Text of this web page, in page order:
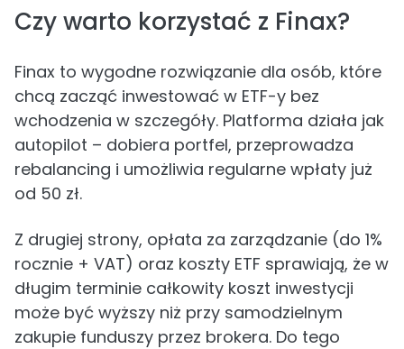
Czy warto korzystać z Finax?
Finax to wygodne rozwiązanie dla osób, które
chcą zacząć inwestować w ETF-y bez
wchodzenia w szczegóły. Platforma działa jak
autopilot – dobiera portfel, przeprowadza
rebalancing i umożliwia regularne wpłaty już
od 50 zł.
Z drugiej strony, opłata za zarządzanie (do 1%
rocznie + VAT) oraz koszty ETF sprawiają, że w
długim terminie całkowity koszt inwestycji
może być wyższy niż przy samodzielnym
zakupie funduszy przez brokera. Do tego